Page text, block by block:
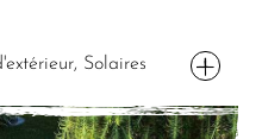
Solaires